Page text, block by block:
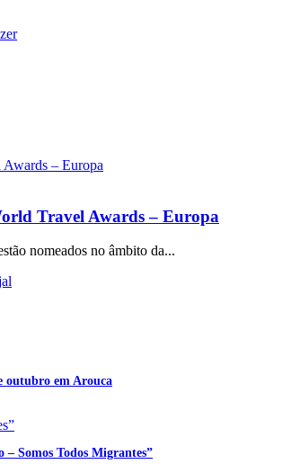
Travel Awards – Europa
nomeados no âmbito da...
outubro em Arouca
– Somos Todos Migrantes”